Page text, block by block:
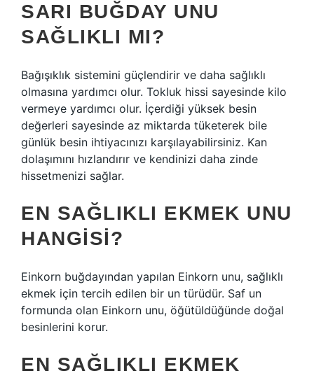
SARI BUĞDAY UNU
SAĞLIKLI MI?
Bağışıklık sistemini güçlendirir ve daha sağlıklı
olmasına yardımcı olur. Tokluk hissi sayesinde kilo
vermeye yardımcı olur. İçerdiği yüksek besin
değerleri sayesinde az miktarda tüketerek bile
günlük besin ihtiyacınızı karşılayabilirsiniz. Kan
dolaşımını hızlandırır ve kendinizi daha zinde
hissetmenizi sağlar.
EN SAĞLIKLI EKMEK UNU
HANGISI?
Einkorn buğdayından yapılan Einkorn unu, sağlıklı
ekmek için tercih edilen bir un türüdür. Saf un
formunda olan Einkorn unu, öğütüldüğünde doğal
besinlerini korur.
EN SAĞLIKLI EKMEK